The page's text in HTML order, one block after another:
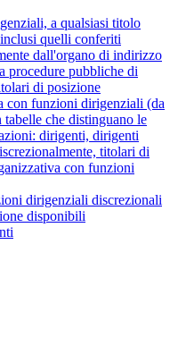
a qualsiasi titolo
quelli conferiti
dall'organo di indirizzo
procedure pubbliche di
di posizione
con funzioni dirigenziali (da
tabelle che distinguano le
dirigenti, dirigenti
titolari di
con funzioni
dirigenziali discrezionali
disponibili